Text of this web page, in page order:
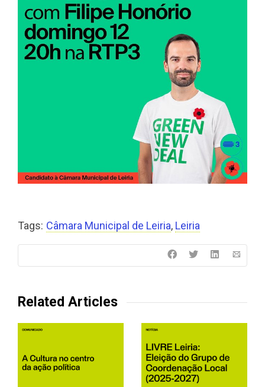
Tags: Câmara Municipal de Leiria, Leiria
Related Articles